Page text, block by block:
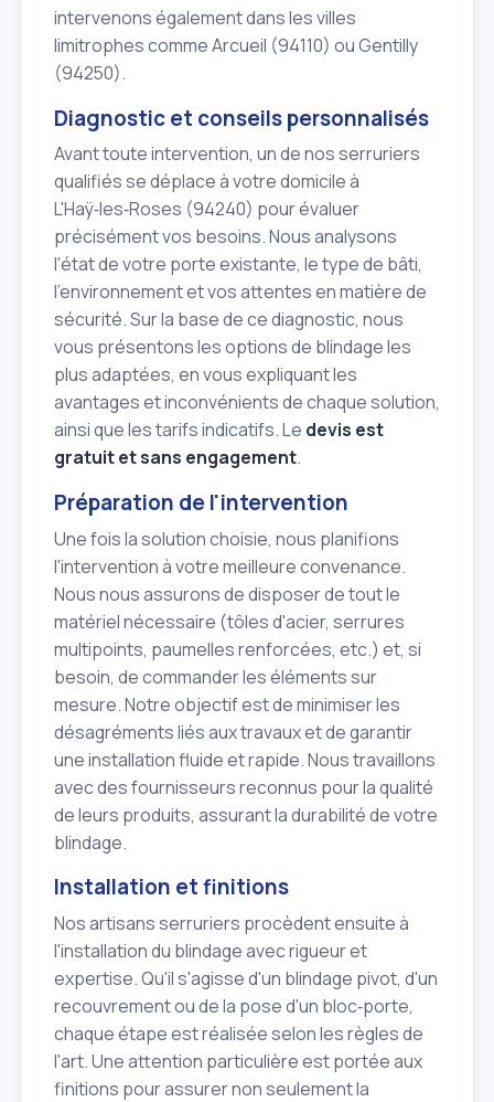
intervenons également dans les villes
limitrophes comme Arcueil (94110) ou Gentilly
(94250).
Diagnostic et conseils personnalisés
Avant toute intervention, un de nos serruriers
qualifiés se déplace à votre domicile à
L'Haÿ‑les‑Roses (94240) pour évaluer
précisément vos besoins. Nous analysons
l'état de votre porte existante, le type de bâti,
l'environnement et vos attentes en matière de
sécurité. Sur la base de ce diagnostic, nous
vous présentons les options de blindage les
plus adaptées, en vous expliquant les
avantages et inconvénients de chaque solution,
ainsi que les tarifs indicatifs. Le devis est
gratuit et sans engagement.
Préparation de l'intervention
Une fois la solution choisie, nous planifions
l'intervention à votre meilleure convenance.
Nous nous assurons de disposer de tout le
matériel nécessaire (tôles d'acier, serrures
multipoints, paumelles renforcées, etc.) et, si
besoin, de commander les éléments sur
mesure. Notre objectif est de minimiser les
désagréments liés aux travaux et de garantir
une installation fluide et rapide. Nous travaillons
avec des fournisseurs reconnus pour la qualité
de leurs produits, assurant la durabilité de votre
blindage.
Installation et finitions
Nos artisans serruriers procèdent ensuite à
l'installation du blindage avec rigueur et
expertise. Qu'il s'agisse d'un blindage pivot, d'un
recouvrement ou de la pose d'un bloc‑porte,
chaque étape est réalisée selon les règles de
l'art. Une attention particulière est portée aux
finitions pour assurer non seulement la